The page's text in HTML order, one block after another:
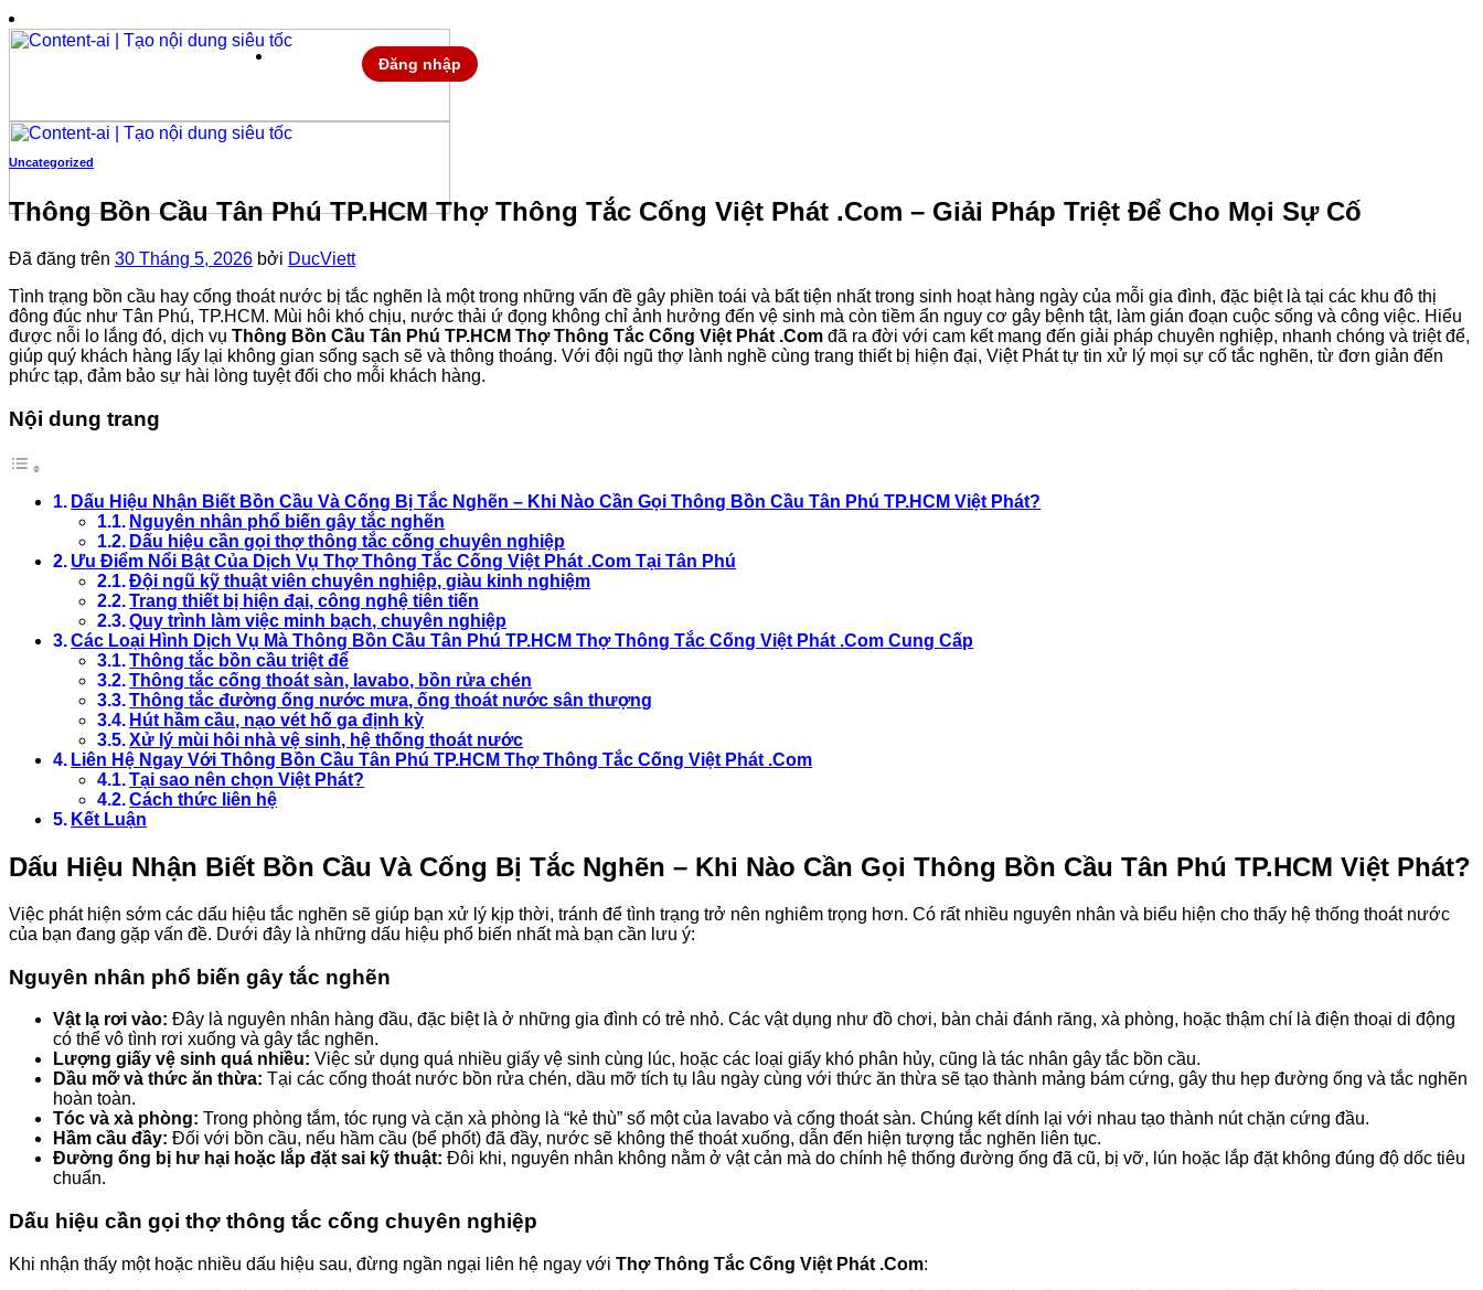
đến
Đăng nhập
Uncategorized
Thông Bồn Cầu Tân Phú TP.HCM Thợ Thông Tắc Cống Việt Phát .Com – Giải Pháp Triệt Để Cho Mọi Sự Cố
Đã đăng trên 30 Tháng 5, 2026 bởi DucViett
Tình trạng bồn cầu hay cống thoát nước bị tắc nghẽn là một trong những vấn đề gây phiền toái và bất tiện nhất trong sinh hoạt hàng ngày của mỗi gia đình, đặc biệt là tại các khu đô thị
đông đúc như Tân Phú, TP.HCM. Mùi hôi khó chịu, nước thải ứ đọng không chỉ ảnh hưởng đến vệ sinh mà còn tiềm ẩn nguy cơ gây bệnh tật, làm gián đoạn cuộc sống và công việc. Hiểu
được nỗi lo lắng đó, dịch vụ Thông Bồn Cầu Tân Phú TP.HCM Thợ Thông Tắc Cống Việt Phát .Com đã ra đời với cam kết mang đến giải pháp chuyên nghiệp, nhanh chóng và triệt để,
giúp quý khách hàng lấy lại không gian sống sạch sẽ và thông thoáng. Với đội ngũ thợ lành nghề cùng trang thiết bị hiện đại, Việt Phát tự tin xử lý mọi sự cố tắc nghẽn, từ đơn giản đến
phức tạp, đảm bảo sự hài lòng tuyệt đối cho mỗi khách hàng.
Nội dung trang
Dấu Hiệu Nhận Biết Bồn Cầu Và Cống Bị Tắc Nghẽn – Khi Nào Cần Gọi Thông Bồn Cầu Tân Phú TP.HCM Việt Phát?
Nguyên nhân phổ biến gây tắc nghẽn
Dấu hiệu cần gọi thợ thông tắc cống chuyên nghiệp
Ưu Điểm Nổi Bật Của Dịch Vụ Thợ Thông Tắc Cống Việt Phát .Com Tại Tân Phú
Đội ngũ kỹ thuật viên chuyên nghiệp, giàu kinh nghiệm
Trang thiết bị hiện đại, công nghệ tiên tiến
Quy trình làm việc minh bạch, chuyên nghiệp
Các Loại Hình Dịch Vụ Mà Thông Bồn Cầu Tân Phú TP.HCM Thợ Thông Tắc Cống Việt Phát .Com Cung Cấp
Thông tắc bồn cầu triệt để
Thông tắc cống thoát sàn, lavabo, bồn rửa chén
Thông tắc đường ống nước mưa, ống thoát nước sân thượng
Hút hầm cầu, nạo vét hố ga định kỳ
Xử lý mùi hôi nhà vệ sinh, hệ thống thoát nước
Liên Hệ Ngay Với Thông Bồn Cầu Tân Phú TP.HCM Thợ Thông Tắc Cống Việt Phát .Com
Tại sao nên chọn Việt Phát?
Cách thức liên hệ
Kết Luận
Dấu Hiệu Nhận Biết Bồn Cầu Và Cống Bị Tắc Nghẽn – Khi Nào Cần Gọi Thông Bồn Cầu Tân Phú TP.HCM Việt Phát?
Việc phát hiện sớm các dấu hiệu tắc nghẽn sẽ giúp bạn xử lý kịp thời, tránh để tình trạng trở nên nghiêm trọng hơn. Có rất nhiều nguyên nhân và biểu hiện cho thấy hệ thống thoát nước
của bạn đang gặp vấn đề. Dưới đây là những dấu hiệu phổ biến nhất mà bạn cần lưu ý:
Nguyên nhân phổ biến gây tắc nghẽn
Vật lạ rơi vào: Đây là nguyên nhân hàng đầu, đặc biệt là ở những gia đình có trẻ nhỏ. Các vật dụng như đồ chơi, bàn chải đánh răng, xà phòng, hoặc thậm chí là điện thoại di động
có thể vô tình rơi xuống và gây tắc nghẽn.
Lượng giấy vệ sinh quá nhiều: Việc sử dụng quá nhiều giấy vệ sinh cùng lúc, hoặc các loại giấy khó phân hủy, cũng là tác nhân gây tắc bồn cầu.
Dầu mỡ và thức ăn thừa: Tại các cống thoát nước bồn rửa chén, dầu mỡ tích tụ lâu ngày cùng với thức ăn thừa sẽ tạo thành mảng bám cứng, gây thu hẹp đường ống và tắc nghẽn
hoàn toàn.
Tóc và xà phòng: Trong phòng tắm, tóc rụng và cặn xà phòng là “kẻ thù” số một của lavabo và cống thoát sàn. Chúng kết dính lại với nhau tạo thành nút chặn cứng đầu.
Hầm cầu đầy: Đối với bồn cầu, nếu hầm cầu (bể phốt) đã đầy, nước sẽ không thể thoát xuống, dẫn đến hiện tượng tắc nghẽn liên tục.
Đường ống bị hư hại hoặc lắp đặt sai kỹ thuật: Đôi khi, nguyên nhân không nằm ở vật cản mà do chính hệ thống đường ống đã cũ, bị vỡ, lún hoặc lắp đặt không đúng độ dốc tiêu
chuẩn.
Dấu hiệu cần gọi thợ thông tắc cống chuyên nghiệp
Khi nhận thấy một hoặc nhiều dấu hiệu sau, đừng ngần ngại liên hệ ngay với Thợ Thông Tắc Cống Việt Phát .Com: